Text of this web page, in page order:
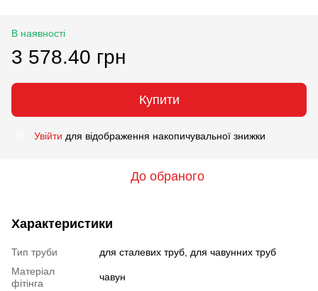
В наявності
3 578.40 грн
Купити
Увійти для відображення накопичувальної знижки
До обраного
Характеристики
Тип труби
для сталевих труб, для чавунних труб
Матеріал
фітінга
чавун